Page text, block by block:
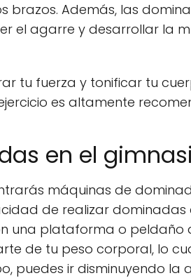
brazos. Además, las
el agarre y desarrollar la
tu fuerza y tonificar tu
es altamente
en el
máquinas de
de realizar
una plataforma o peldaño
de tu peso corporal, lo
puedes ir disminuyendo la